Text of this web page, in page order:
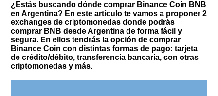
¿Estás buscando dónde comprar Binance Coin BNB
en Argentina? En este artículo te vamos a proponer 2
exchanges de criptomonedas donde podrás
comprar BNB desde Argentina de forma fácil y
segura. En ellos tendrás la opción de comprar
Binance Coin con distintas formas de pago: tarjeta
de crédito/débito, transferencia bancaria, con otras
criptomonedas y más.